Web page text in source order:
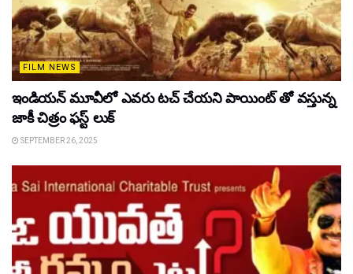
FILM NEWS
ఇండియన్ మూవీలో ఎవరు టచ్ చేయని పాయింట్ తో వస్తున్న
జాకీ చిత్రం ఫస్ట్ లుక్
SEPTEMBER 26, 2025